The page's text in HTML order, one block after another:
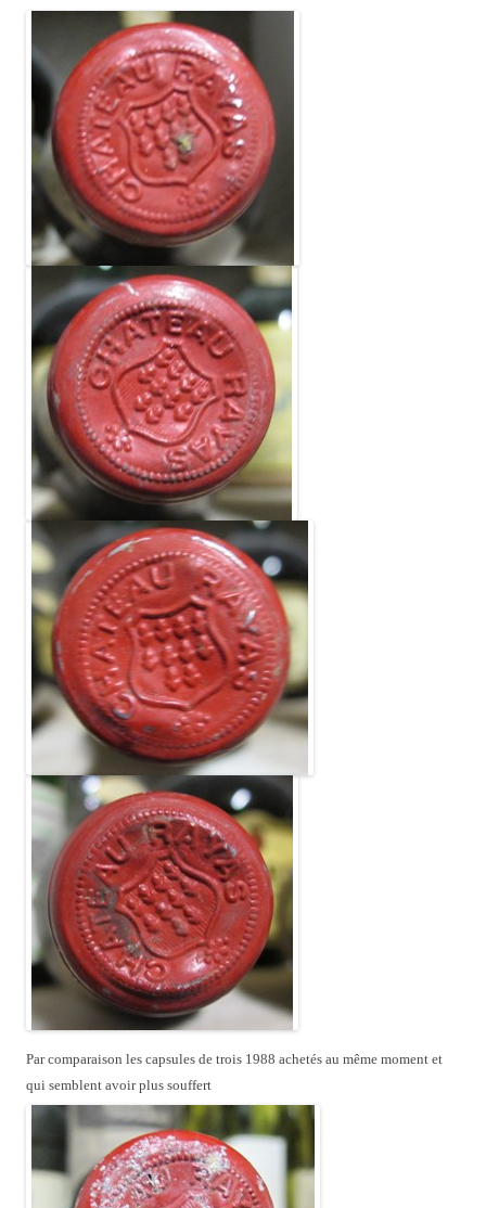
Par comparaison les capsules de trois 1988 achetés au même moment et
qui semblent avoir plus souffert